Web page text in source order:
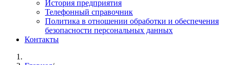
История предприятия
Телефонный справочник
Политика в отношении обработки и обеспечения
безопасности персональных данных
Контакты